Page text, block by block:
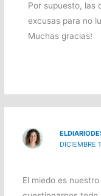
Por supuesto, las
excusas para no
Muchas gracias!
DICIEMBRE
El miedo es